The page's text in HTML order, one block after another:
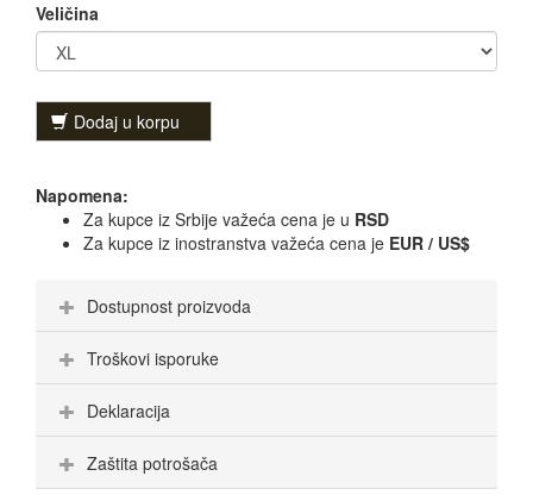
Veličina
Dodaj u korpu
Napomena:
Za kupce iz Srbije važeća cena je u RSD
Za kupce iz inostranstva važeća cena je EUR / US$
Dostupnost proizvoda
Troškovi isporuke
Deklaracija
Zaštita potrošača